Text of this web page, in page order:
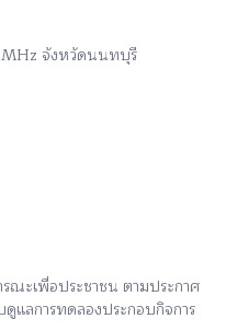
MHz จังหวัดนนทบุรี
รณะเพื่อประชาชน ตามประกาศ
แลการทดลองประกอบกิจการ